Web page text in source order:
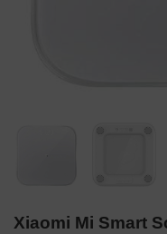
Xiaomi Mi Smart